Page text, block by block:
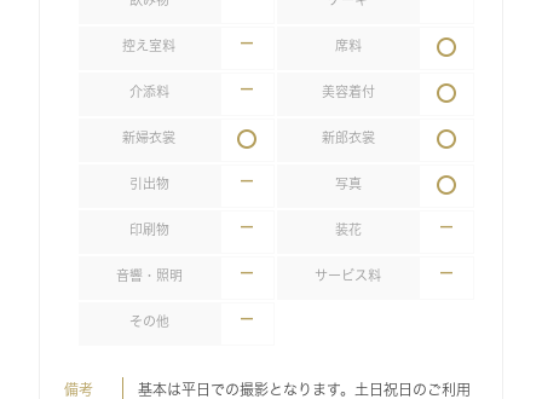
控え室料 席料
介添料 美容着付
新婦衣裳 新郎衣裳
引出物 写真
印刷物 装花
音響・照明 サービス料
その他
備考
基本は平日での撮影となります。土日祝日のご利用